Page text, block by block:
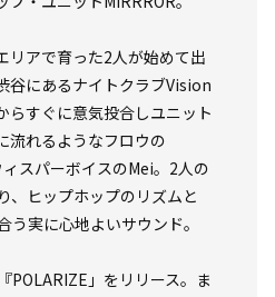
リアで育った2人が始めて出
谷にあるナイトクラブVision
らすぐに意気投合しユニット
流れるようなフロウの
スパーボイスのMei。2人の
、ヒップホップのリズムと
実に心地よいサウンド。
POLARIZE」をリリース。ま